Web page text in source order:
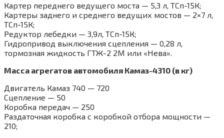
Картер переднего ведущего моста — 5,3 л, ТСп-15К;
Картеры заднего и среднего ведущих мостов — 2×7 л,
ТСп-15К;
Редуктор лебедки — 3,9л, ТСп-15К;
Гидропривод выключения сцепления — 0,28 л,
тормозная жидкость ГТЖ-2 2М или «Нева».
Масса агрегатов автомобиля Камаз-4310 (в кг)
Двигатель Камаз 740 — 720
Сцепление — 50
Коробка передач — 250
Раздаточная коробка с коробкой отбора мощности —
210;